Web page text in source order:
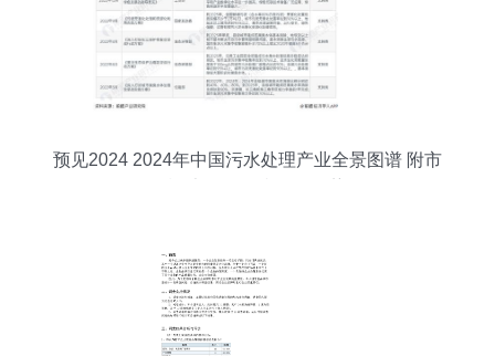
预见2024 2024年中国污水处理产业全景图谱 附市